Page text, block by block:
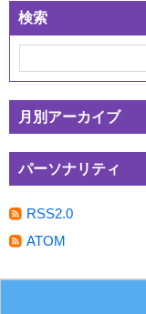
検索
月別アーカイブ
パーソナリティ
RSS2.0
ATOM